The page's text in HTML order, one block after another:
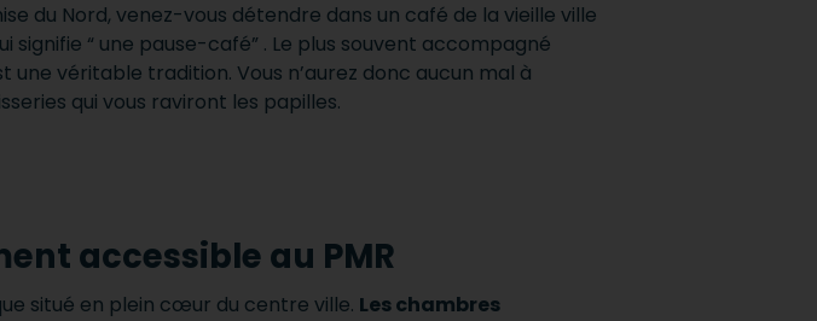
du Nord, venez-vous détendre dans un café de la vieille ville
“ une pause-café” . Le plus souvent accompagné
véritable tradition. Vous n’aurez donc aucun mal à
qui vous raviront les papilles.
accessible au PMR
situé en plein cœur du centre ville. Les chambres